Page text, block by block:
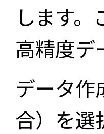
します
高精度デ
データ作
合）を選